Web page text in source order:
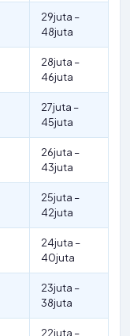
29juta –
48juta
28juta –
46juta
27juta –
45juta
26juta –
43juta
25juta –
42juta
24juta –
40juta
23juta –
38juta
22juta –